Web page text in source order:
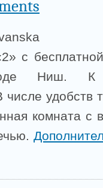
с
Ниш. К
удобств
комната